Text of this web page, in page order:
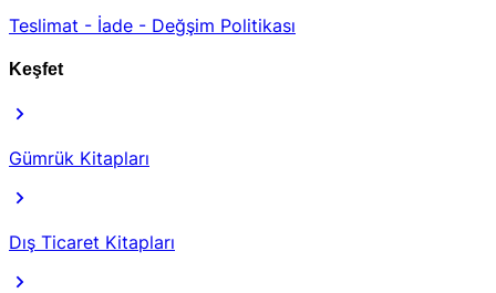
Teslimat - İade - Değşim Politikası
Keşfet
Gümrük Kitapları
Dış Ticaret Kitapları